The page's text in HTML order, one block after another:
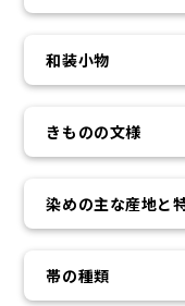
和装小物
きものの文様
染めの主な産地と
帯の種類